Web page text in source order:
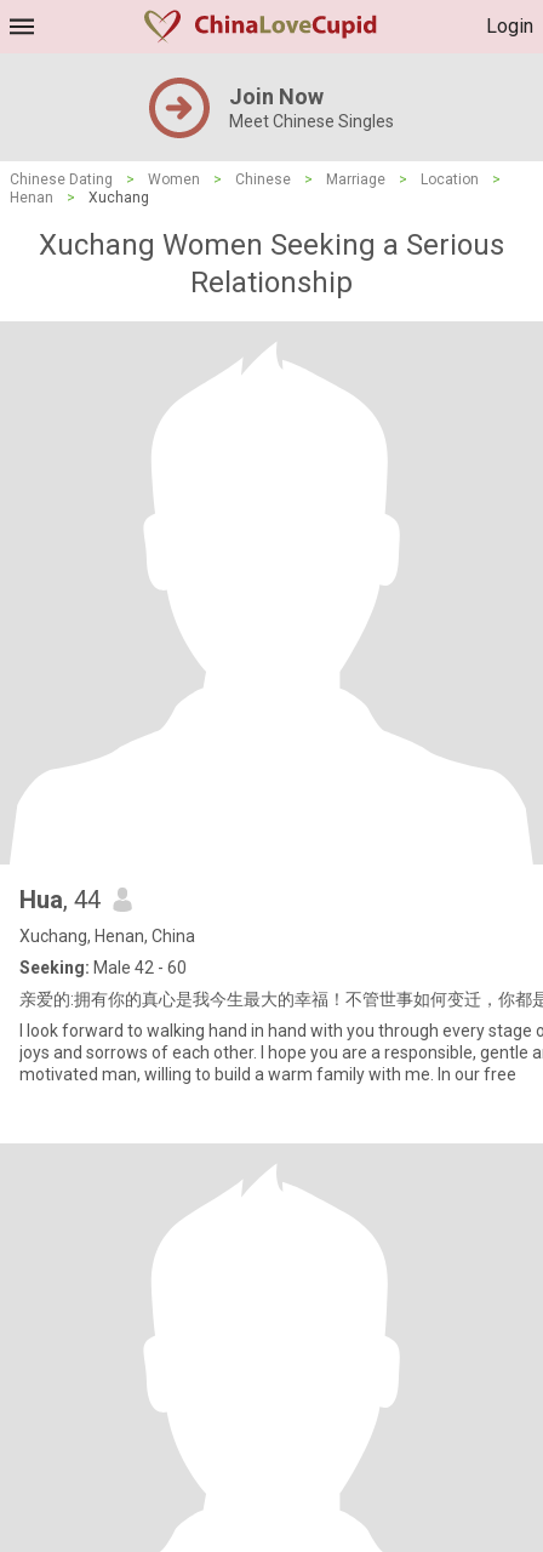
Login
Join Now
Meet Chinese Singles
Chinese Dating > Women > Chinese > Marriage > Location
>
Henan
> Xuchang
Xuchang Women Seeking a Serious
Relationship
Hua, 44
Xuchang, Henan, China
Seeking: Male 42 - 60
亲爱的:拥有你的真心是我今生最大的幸福！不管世事如何变迁，你都
I look forward to walking hand in hand with you through every stage
joys and sorrows of each other. I hope you are a responsible, gentle
motivated man, willing to build a warm family with me. In our free